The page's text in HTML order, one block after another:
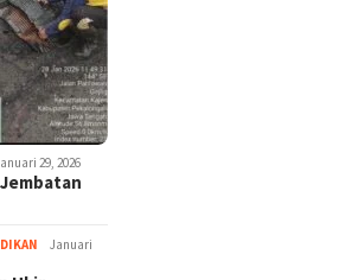
29, 2026
Januari